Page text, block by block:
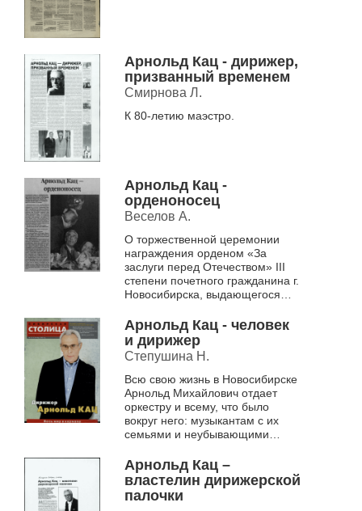
Арнольд Кац - дирижер,
призванный временем
Смирнова Л.
К 80-летию маэстро.
Арнольд Кац -
орденоносец
Веселов А.
О торжественной церемонии
награждения орденом «За
заслуги перед Отечеством» III
степени почетного гражданина г.
Новосибирска, выдающегося
бессменного руководителя
Новосибирско...
Арнольд Кац - человек
и дирижер
Степушина Н.
Всю свою жизнь в Новосибирске
Арнольд Михайлович отдает
оркестру и всему, что было
вокруг него: музыкантам с их
семьями и неубывающими
финансовыми проблемами,
улучшению быта во...
Арнольд Кац –
властелин дирижерской
палочки